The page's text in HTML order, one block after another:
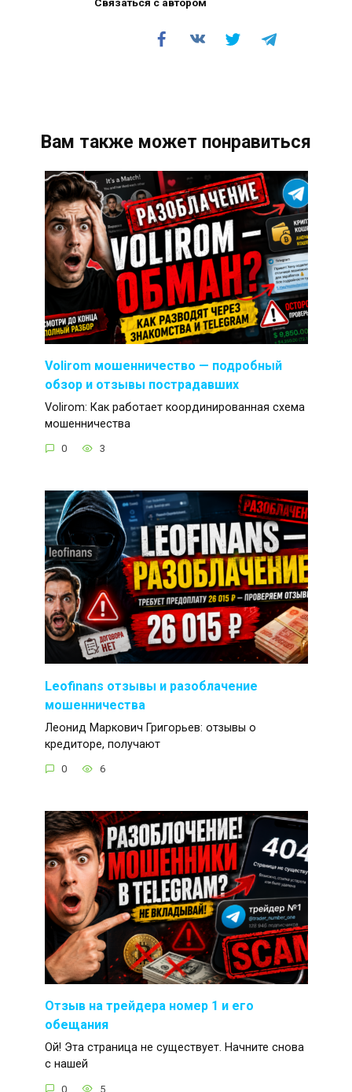
Вам также может понравиться
Volirom мошенничество — подробный
обзор и отзывы пострадавших
Volirom: Как работает координированная схема
мошенничества
0 3
Leofinans отзывы и разоблачение
мошенничества
Леонид Маркович Григорьев: отзывы о
кредиторе, получают
0 6
Отзыв на трейдера номер 1 и его
обещания
Ой! Эта страница не существует. Начните снова
с нашей
0 5